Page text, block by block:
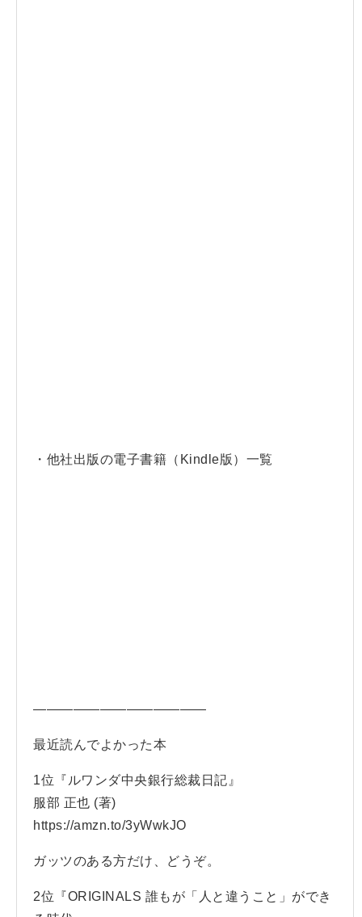
・他社出版の電子書籍（Kindle版）一覧
—————————————
最近読んでよかった本
1位『ルワンダ中央銀行総裁日記』
服部 正也 (著)
https://amzn.to/3yWwkJO
ガッツのある方だけ、どうぞ。
2位『ORIGINALS 誰もが「人と違うこと」ができ